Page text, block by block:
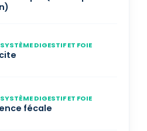
DIGESTIF ET FOIE
DIGESTIF ET FOIE
fécale